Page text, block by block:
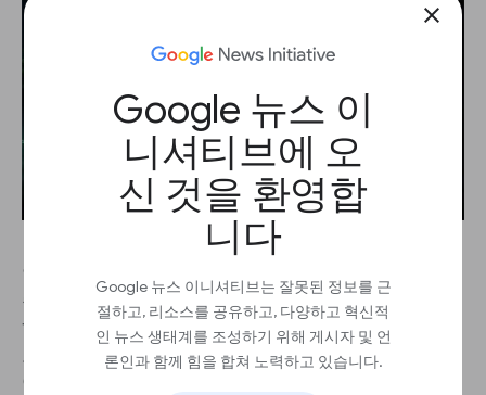
close
Google 뉴스 이
니셔티브에 오
신 것을 환영합
니다
Google 뉴스 이니셔티브는 잘못된 정보를 근
절하고, 리소스를 공유하고, 다양하고 혁신적
인 뉴스 생태계를 조성하기 위해 게시자 및 언
론인과 함께 힘을 합쳐 노력하고 있습니다.
언론인으로서 편향을 막는 첫 번째 방어선은 우리의
손에 닿는 범위 내에 있습니다. 직업에서 매일 적용
하는 바로 그 가치와 윤리적 원칙은 공구함에 추가된
모든 신기술의 공정성을 평가하는 데까지 확장되어
야 합니다. 머신 러닝도 예외는 아닙니다.